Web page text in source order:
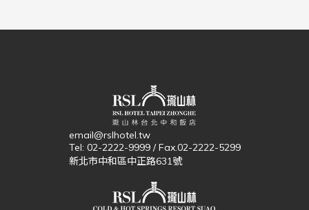
email@rslhotel.tw
Tel: 02-2222-9999 / Fax.02-2222-5299
新北市中和區中正路631號